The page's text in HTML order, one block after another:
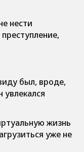
нести
был, вроде,
увлекался
жизнь
уже не